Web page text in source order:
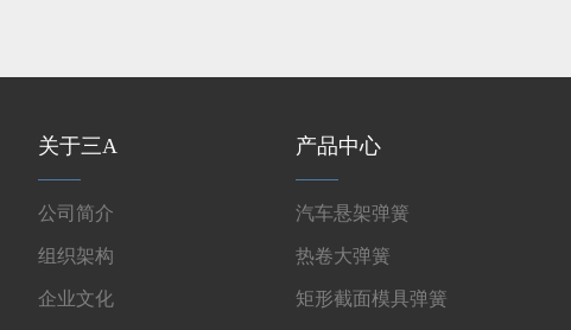
关于三A
公司简介
组织架构
企业文化
产品中心
汽车悬架弹簧
热卷大弹簧
矩形截面模具弹簧